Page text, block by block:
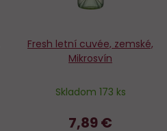
Fresh letní cuvée, zemské,
Mikrosvín
Skladom 173 ks
7,89 €